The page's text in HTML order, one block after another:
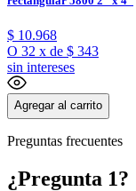
$ 10.968
O 32 x de $ 343
sin intereses
Agregar al carrito
Preguntas frecuentes
¿Pregunta 1?